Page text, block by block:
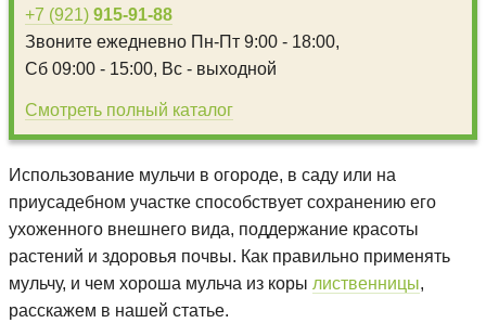
+7 (921) 915-91-88
Звоните ежедневно Пн-Пт 9:00 - 18:00,
Сб 09:00 - 15:00, Вс - выходной
Смотреть полный каталог
Использование мульчи в огороде, в саду или на
приусадебном участке способствует сохранению его
ухоженного внешнего вида, поддержание красоты
растений и здоровья почвы. Как правильно применять
мульчу, и чем хороша мульча из коры лиственницы,
расскажем в нашей статье.